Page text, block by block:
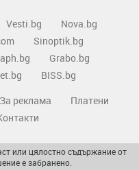
Vesti.bg
Nova.bg
Sinoptik.bg
Grabo.bg
BISS.bg
За реклама
Платени
или цялостно съдържание от
е забранено.